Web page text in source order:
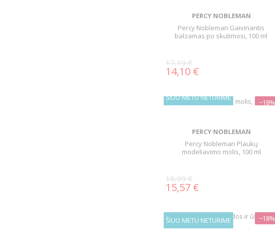
PERCY NOBLEMAN
Percy Nobleman Gaivinantis
balzamas po skutimosi, 100 ml
17,19 €
14,10 €
ŠIUO METU NETURIME
−18%
PERCY NOBLEMAN
Percy Nobleman Plaukų
modeliavimo molis, 100 ml
18,99 €
15,57 €
ŠIUO METU NETURIME −18%